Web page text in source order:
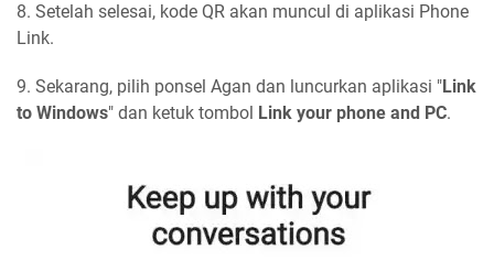
8. Setelah selesai, kode QR akan muncul di aplikasi Phone
Link.
9. Sekarang, pilih ponsel Agan dan luncurkan aplikasi "Link
to Windows" dan ketuk tombol Link your phone and PC.